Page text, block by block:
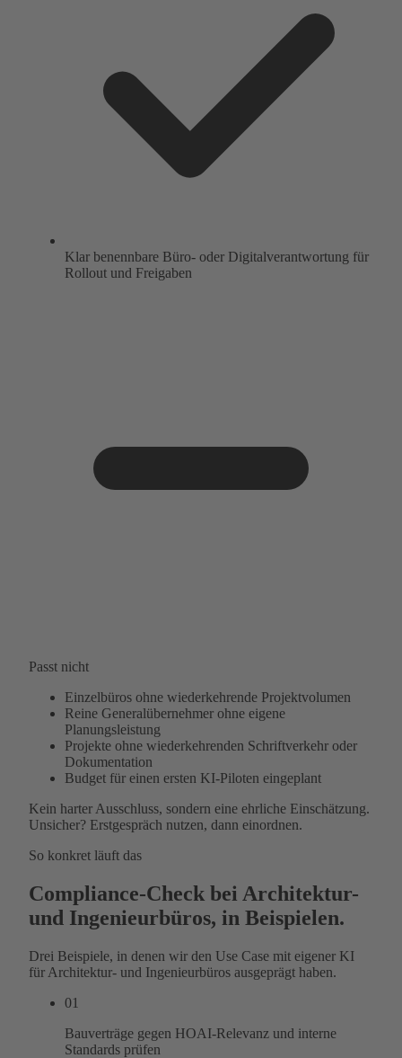
Klar benennbare Büro- oder Digitalverantwortung für
Rollout und Freigaben
Passt nicht
Einzelbüros ohne wiederkehrende Projektvolumen
Reine Generalübernehmer ohne eigene
Planungsleistung
Projekte ohne wiederkehrenden Schriftverkehr oder
Dokumentation
Budget für einen ersten KI-Piloten eingeplant
Kein harter Ausschluss, sondern eine ehrliche Einschätzung.
Unsicher? Erstgespräch nutzen, dann einordnen.
So konkret läuft das
Compliance-Check bei Architektur-
und Ingenieurbüros, in Beispielen.
Drei Beispiele, in denen wir den Use Case mit eigener KI
für Architektur- und Ingenieurbüros ausgeprägt haben.
01
Bauverträge gegen HOAI-Relevanz und interne
Standards prüfen